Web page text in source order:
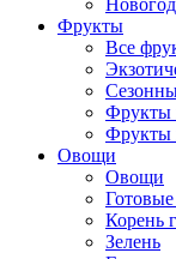
Фрукты
Все
Фрукты
Фрукты
Овощи
Овощи
Корень
Зелень